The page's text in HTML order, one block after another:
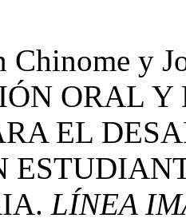
Chinome y
ORAL
EL
LÍNEA